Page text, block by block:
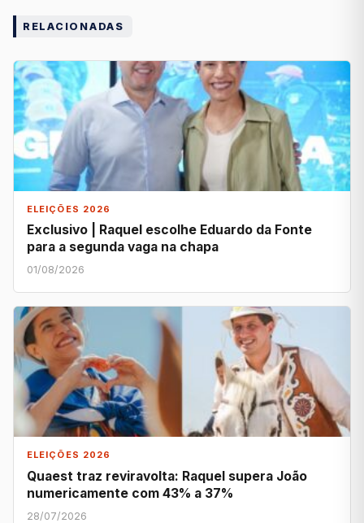
RELACIONADAS
ELEIÇÕES 2026
Exclusivo | Raquel escolhe Eduardo da Fonte
para a segunda vaga na chapa
01/08/2026
ELEIÇÕES 2026
Quaest traz reviravolta: Raquel supera João
numericamente com 43% a 37%
28/07/2026